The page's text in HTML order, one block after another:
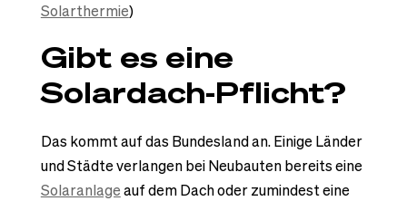
Solarthermie)
Gibt es eine
Solardach-Pflicht?
Das kommt auf das Bundesland an. Einige Länder
und Städte verlangen bei Neubauten bereits eine
Solaranlageauf dem Dach oder zumindest eine